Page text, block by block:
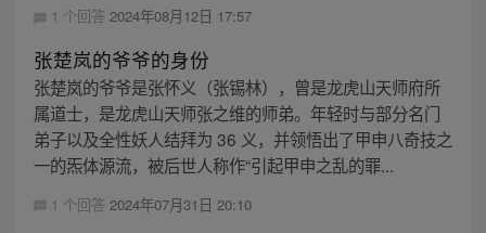
1 个回答 2024年08月12日 17:57
张楚岚的爷爷的身份
张楚岚的爷爷是张怀义（张锡林），曾是龙虎山天师府所
属道士，是龙虎山天师张之维的师弟。年轻时与部分名门
弟子以及全性妖人结拜为 36 义，并领悟出了甲申八奇技之
一的炁体源流，被后世人称作“引起甲申之乱的罪...
1 个回答 2024年07月31日 20:10